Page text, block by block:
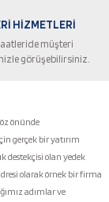
HİZMETLERİ
müşteri
görüşebilirsiniz.
önünde
gerçek bir yatırım
destekçisi olan yedek
olarak örnek bir firma
adımlar ve